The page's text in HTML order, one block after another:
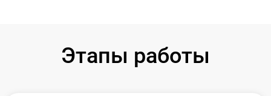
Этапы работы